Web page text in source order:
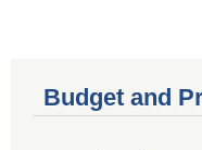
Budget and